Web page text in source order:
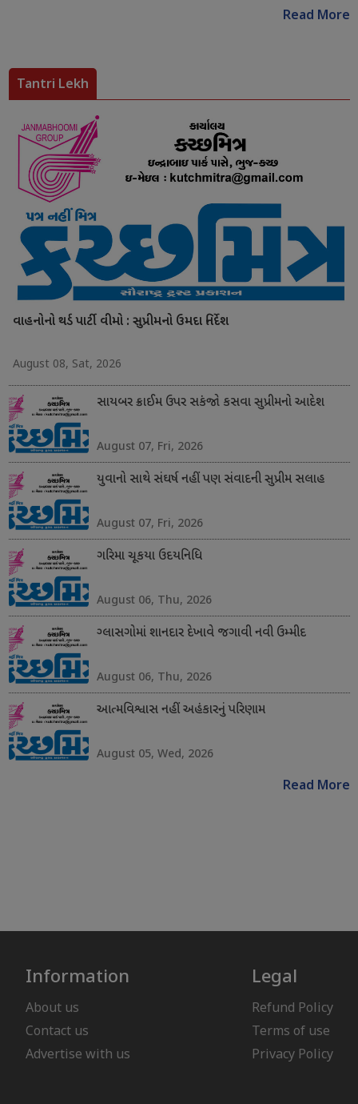
Read More
Tantri Lekh
વાહનોનો થર્ડ પાર્ટી વીમો : સુપ્રીમનો ઉમદા નિર્દેશ
August 08, Sat, 2026
સાયબર ક્રાઈમ ઉપર સકંજો કસવા સુપ્રીમનો આદેશ
August 07, Fri, 2026
યુવાનો સાથે સંઘર્ષ નહીં પણ સંવાદની સુપ્રીમ સલાહ
August 07, Fri, 2026
ગરિમા ચૂકયા ઉદયનિધિ
August 06, Thu, 2026
ગ્લાસગોમાં શાનદાર દેખાવે જગાવી નવી ઉમ્મીદ
August 06, Thu, 2026
આત્મવિશ્વાસ નહીં અહંકારનું પરિણામ
August 05, Wed, 2026
Read More
Information
About us
Contact us
Advertise with us
Legal
Refund Policy
Terms of use
Privacy Policy